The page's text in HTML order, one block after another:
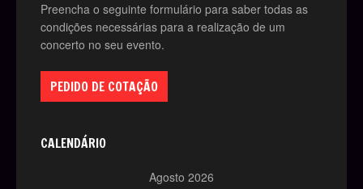
Preencha o seguinte formulário para saber todas as
condições necessárias para a realização de um
concerto no seu evento.
PEDIDO DE COTAÇÃO
CALENDÁRIO
Agosto 2026